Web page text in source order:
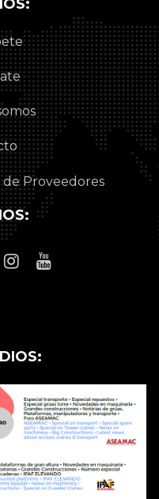
Proveedores